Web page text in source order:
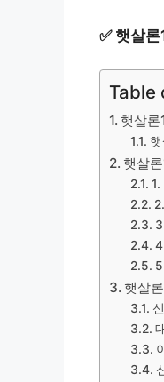
✅ 햇살
Table
햇살
햇살
1.
햇살